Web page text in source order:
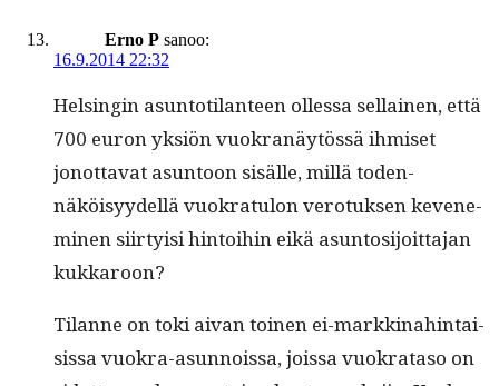
Erno P sanoo:
16.9.2014 22:32
Helsin­gin asun­toti­lanteen ollessa sel­l­ainen, että
700 euron yksiön vuokranäytössä ihmiset
jonot­ta­vat asun­toon sisälle, mil­lä toden­
näköisyy­del­lä vuokrat­u­lon vero­tuk­sen keven­e­
m­i­nen siir­ty­isi hin­toi­hin eikä asun­tosi­joit­ta­jan
kukkaroon?
Tilanne on toki aivan toinen ei-markki­nahin­tai­
sis­sa vuokra-asun­nois­sa, jois­sa vuokrata­so on